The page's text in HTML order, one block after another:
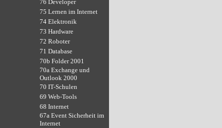
76 Developer
75 Lernen im Internet
74 Elektronik
73 Hardware
72 Roboter
71 Database
70b Folder 2001
70a Exchange und
Outlook 2000
70 IT-Schulen
69 Web-Tools
68 Internet
67a Event Sicherheit im
Internet